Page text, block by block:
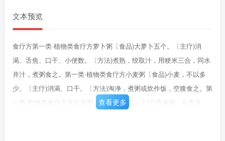
文本预览
食疗方第一类·植物类食疗方萝卜粥〔食品)大萝卜五个。〔主疗)消
渴、舌焦、口干、小便数。〔方法)煮熟，绞取汁，用粳米三合，同水
并汁，煮粥食之。第一类·植物类食疗方小麦粥〔食品)小麦，不以多
少。〔主疗)消渴、口干。〔方法)淘净，煮粥或炊作饭，空腹食之。第
一类·植物类食疗方马齿菜粥〔食品)马齿菜〔主疗)香港脚、头面水
查看更多